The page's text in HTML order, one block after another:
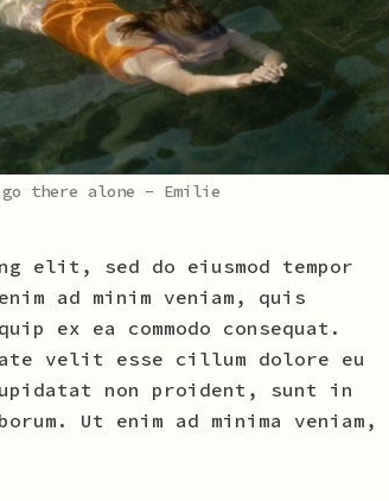
there alone - Emilie
elit, sed do eiusmod tempor
ad minim veniam, quis
ex ea commodo consequat.
velit esse cillum dolore eu
non proident, sunt in
Ut enim ad minima veniam,